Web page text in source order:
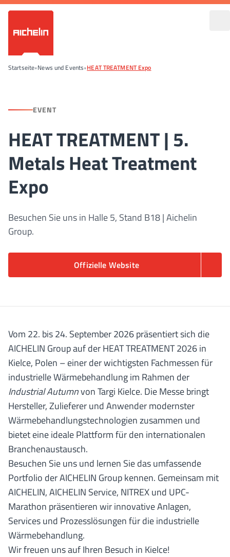
Startseite•News und Events•HEAT TREATMENT Expo
EVENT
HEAT TREATMENT | 5.
Metals Heat Treatment
Expo
Besuchen Sie uns in Halle 5, Stand B18 | Aichelin
Group.
Offizielle Website
Vom 22. bis 24. September 2026 präsentiert sich die
AICHELIN Group auf der HEAT TREATMENT 2026 in
Kielce, Polen – einer der wichtigsten Fachmessen für
industrielle Wärmebehandlung im Rahmen der
Industrial Autumnvon Targi Kielce. Die Messe bringt
Hersteller, Zulieferer und Anwender modernster
Wärmebehandlungstechnologien zusammen und
bietet eine ideale Plattform für den internationalen
Branchenaustausch.
Besuchen Sie uns und lernen Sie das umfassende
Portfolio der AICHELIN Group kennen. Gemeinsam mit
AICHELIN, AICHELIN Service, NITREX und UPC-
Marathon präsentieren wir innovative Anlagen,
Services und Prozesslösungen für die industrielle
Wärmebehandlung.
Wir freuen uns auf Ihren Besuch in Kielce!